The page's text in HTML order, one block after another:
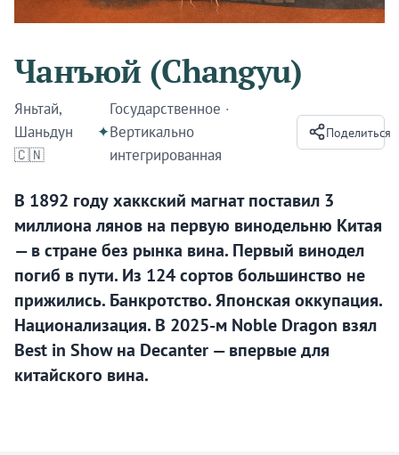
Чанъюй (Changyu)
Яньтай,
Шаньдун
🇨🇳
✦
Государственное ·
Вертикально
интегрированная
Поделиться
В 1892 году хаккский магнат поставил 3
миллиона лянов на первую винодельню Китая
— в стране без рынка вина. Первый винодел
погиб в пути. Из 124 сортов большинство не
прижились. Банкротство. Японская оккупация.
Национализация. В 2025-м Noble Dragon взял
Best in Show на Decanter — впервые для
китайского вина.